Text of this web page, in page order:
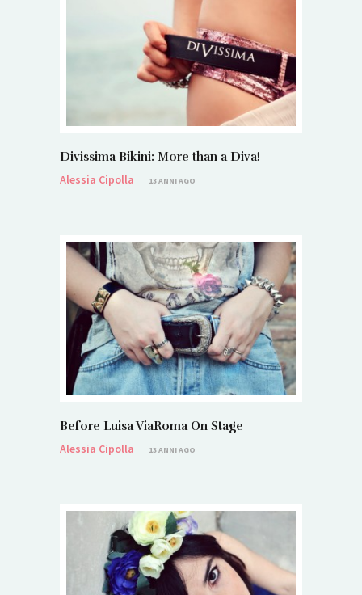
Divissima Bikini: More than a Diva!
Alessia Cipolla
13 ANNI AGO
Before Luisa ViaRoma On Stage
Alessia Cipolla
13 ANNI AGO